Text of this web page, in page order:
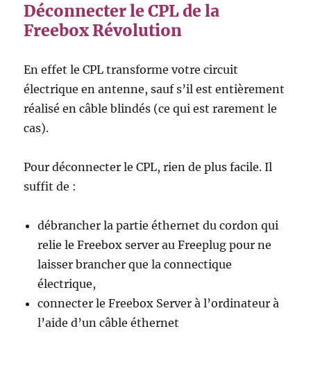
Déconnecter le CPL de la
Freebox Révolution
En effet le CPL transforme votre circuit
électrique en antenne, sauf s’il est entièrement
réalisé en câble blindés (ce qui est rarement le
cas).
Pour déconnecter le CPL, rien de plus facile. Il
suffit de :
débrancher la partie éthernet du cordon qui
relie le Freebox server au Freeplug pour ne
laisser brancher que la connectique
électrique,
connecter le Freebox Server à l’ordinateur à
l’aide d’un câble éthernet